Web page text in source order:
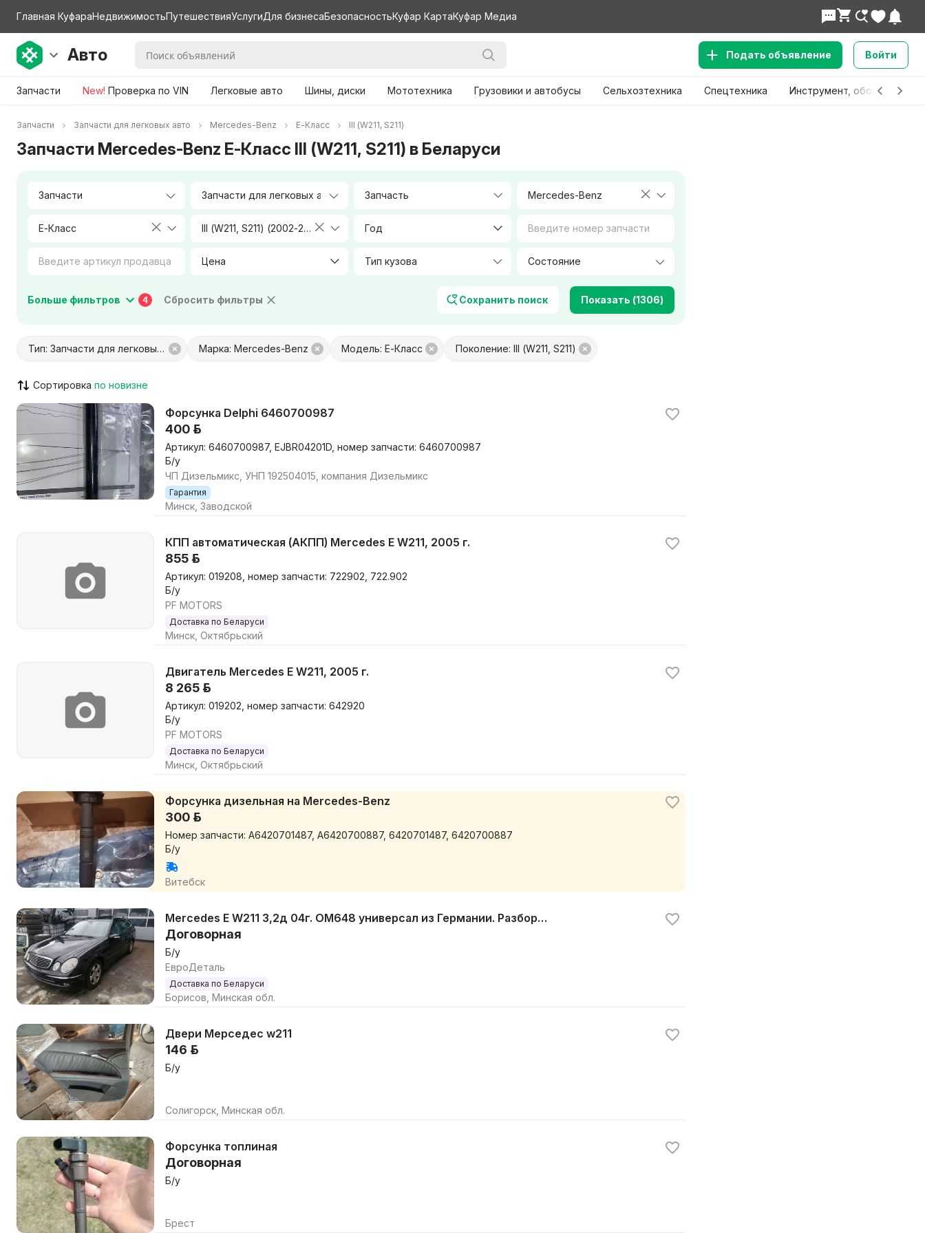
Главная КуфараНедвижимостьПутешествияУслугиДля бизнесаБезопасностьКуфар КартаКуфар Медиа
Авто Подать объявление Войти
Запчасти New! Проверка по VIN Легковые авто Шины, диски Мототехника Грузовики и автобусы Сельхозтехника Спецтехника Инструмент, оборудование
Запчасти Запчасти для легковых авто Mercedes-Benz E-Класс III (W211, S211)
Запчасти Mercedes-Benz E-Класс III (W211, S211) в Беларуси
Запчасть Mercedes-Benz
E-Класс III (W211, S211) (2002-2006) Год
Цена Тип кузова
Коробка передач Тип двигателя
С Куфар Доставкой
Только с видео
Возможен обмен
Больше фильтров 4 Сбросить фильтры Сохранить поиск Показать (1306)
Тип: Запчасти для легковых авто Марка: Mercedes-Benz Модель: E-Класс Поколение: III (W211, S211)
Сортировка
Форсунка Delphi 6460700987
400 р.
Артикул: 6460700987, EJBR04201D, номер запчасти: 6460700987
Б/у
ЧП Дизельмикс, УНП 192504015, компания Дизельмикс
Гарантия
Минск, Заводской
КПП автоматическая (АКПП) Mercedes E W211, 2005 г.
855 р.
Артикул: 019208, номер запчасти: 722902, 722.902
Б/у
PF MOTORS
Доставка по Беларуси
Минск, Октябрьский
Двигатель Mercedes E W211, 2005 г.
8 265 р.
Артикул: 019202, номер запчасти: 642920
Б/у
PF MOTORS
Доставка по Беларуси
Минск, Октябрьский
Форсунка дизельная на Mercedes-Benz
300 р.
Номер запчасти: A6420701487, A6420700887, 6420701487, 6420700887
Б/у
Витебск
Mercedes E W211 3,2д 04г. ОМ648 универсал из Германии. Разборка запчасти б/у
Договорная
Б/у
ЕвроДеталь
Доставка по Беларуси
Борисов, Минская обл.
Двери Мерседес w211
146 р.
Б/у
Солигорск, Минская обл.
Форсунка топлиная
Договорная
Б/у
Брест